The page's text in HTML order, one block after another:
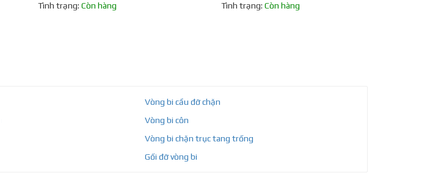
Tình trạng: Còn hàng
Tình trạng: Còn hàng
Vòng bi cầu đỡ chặn
Vòng bi côn
Vòng bi chặn trục tang trống
Gối đỡ vòng bi